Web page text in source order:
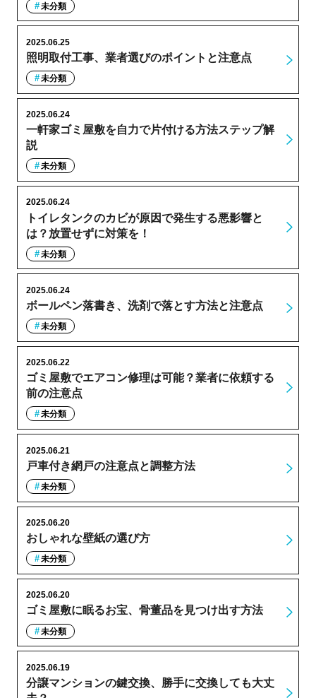
未分類
照明取付工事、業者選びのポイントと注意点
2025.06.25
未分類
一軒家ゴミ屋敷を自力で片付ける方法ステップ解
説
2025.06.24
未分類
トイレタンクのカビが原因で発生する悪影響と
は？放置せずに対策を！
2025.06.24
未分類
ボールペン落書き、洗剤で落とす方法と注意点
2025.06.24
未分類
ゴミ屋敷でエアコン修理は可能？業者に依頼する
前の注意点
2025.06.22
未分類
戸車付き網戸の注意点と調整方法
2025.06.21
未分類
おしゃれな壁紙の選び方
2025.06.20
未分類
ゴミ屋敷に眠るお宝、骨董品を見つけ出す方法
2025.06.20
未分類
分譲マンションの鍵交換、勝手に交換しても大丈
2025.06.19